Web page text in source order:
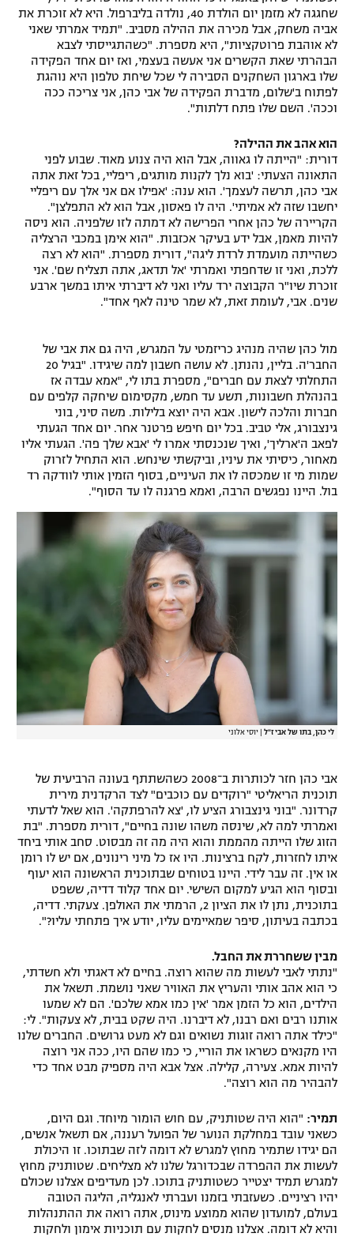
שחגגה לא מזמן יום הולדת 40, נולדה בליברפול. היא לא זוכרת את
אביה משחק, אבל מכירה את ההילה מסביב. "תמיד אמרתי שאני
לא אוהבת פרוטקציות", היא מספרת. "כשהתגייסתי לצבא
הבהרתי שאת הקשרים אני אעשה בעצמי, ואז יום אחד הפקידה
שלו בארגון השחקנים הסבירה לי שכל שיחת טלפון היא נוהגת
לפתוח ב'שלום, מדברת הפקידה של אבי כהן, אני צריכה ככה
וככה'. השם שלו פתח דלתות".
הוא אהב את ההילה?
דורית: "הייתה לו גאווה, אבל הוא היה צנוע מאוד. שבוע לפני
התאונה הצעתי: 'בוא נלך לקנות מותגים, ריפליי, בכל זאת אתה
אבי כהן, תרשה לעצמך'. הוא ענה: 'אפילו אם אני אלך עם ריפליי
יחשבו שזה לא אמיתי'. היה לו פאסון, אבל הוא לא התפלצן".
הקריירה של כהן אחרי הפרישה לא דמתה לזו שלפניה. הוא ניסה
להיות מאמן, אבל ידע בעיקר אכזבות. "הוא אימן במכבי הרצליה
כשהייתה מועמדת לרדת ליגה", דורית מספרת. "הוא לא רצה
ללכת, ואני זו שדחפתי ואמרתי 'אל תדאג, אתה תצליח שם'. אני
זוכרת שיו"ר הקבוצה ירד עליו ואני לא דיברתי איתו במשך ארבע
שנים. אבי, לעומת זאת, לא שמר טינה לאף אחד".
מול כהן שהיה מנהיג כריזמטי על המגרש, היה גם את אבי של
החבר'ה. בליין, נהנתן. לא עושה חשבון למה שיגידו. "בגיל 20
התחלתי לצאת עם חברים", מספרת בתו לי, "אמא עבדה אז
בהנהלת חשבונות, תשע עד חמש, מקסימום שיחקה קלפים עם
חברות והלכה לישון. אבא היה יוצא בלילות. משה סיני, בוני
גינצבורג, אלי טביב. בכל יום חיפש פרטנר אחר. יום אחד הגעתי
לפאב ה'ארליך', ואיך שנכנסתי אמרו לי 'אבא שלך פה'. הגעתי אליו
מאחור, כיסיתי את עיניו, וביקשתי שינחש. הוא התחיל לזרוק
שמות מי זו שמכסה לו את העיניים, בסוף הזמין אותי לוודקה רד
בול. היינו נפגשים הרבה, ואמא פרגנה לו עד הסוף".
לי כהן, בתו של אבי ז"ל יוסי אלוני
אבי כהן חזר לכותרות ב־2008 כשהשתתף בעונה הרביעית של
תוכנית הריאליטי "רוקדים עם כוכבים" לצד הרקדנית מירית
קרדונר. "בוני גינצבורג הציע לו, 'צא להרפתקה'. הוא שאל לדעתי
ואמרתי למה לא, שינסה משהו שונה בחיים", דורית מספרת. "בת
הזוג שלו הייתה מהממת והוא היה מה זה מבסוט. סחב אותי ביחד
איתו לחזרות, לקח ברצינות. היו אז כל מיני רינונים, אם יש לו רומן
או אין. זה עבר לידי. היינו בטוחים שבתוכנית הראשונה הוא יעוף
ובסוף הוא הגיע למקום השישי. יום אחד קלוד דדיה, ששפט
בתוכנית, נתן לו את הציון 2, הרמתי את האולפן. צעקתי. דדיה,
בכתבה בעיתון, סיפר שמאיימים עליו, יודע איך פתחתי עליו?".
מבין ששחררת את החבל.
"נתתי לאבי לעשות מה שהוא רוצה. בחיים לא דאגתי ולא חשדתי,
כי הוא אהב אותי והעריץ את האוויר שאני נושמת. תשאל את
הילדים, הוא כל הזמן אמר 'אין כמו אמא שלכם'. הם לא שמעו
אותנו רבים ואם רבנו, לא דיברנו. היה שקט בבית, לא צעקות". לי:
"כילד אתה רואה זוגות נשואים וגם לא מעט גרושים. החברים שלנו
היו מקנאים כשראו את הוריי, כי כמו שהם היו, ככה אני רוצה
להיות אמא. צעירה, קלילה. אצל אבא היה מספיק מבט אחד כדי
להבהיר מה הוא רוצה".
תמיר: "הוא היה שטותניק, עם חוש הומור מיוחד. וגם היום,
כשאני עובד במחלקת הנוער של הפועל רעננה, אם תשאל אנשים,
הם יגידו שתמיר מחוץ למגרש לא דומה לזה שבתוכו. זו היכולת
לעשות את ההפרדה שבכדורגל שלנו לא מצליחים. שטותניק מחוץ
למגרש תמיד יצטייר כשטותניק בתוכו. לכן מעדיפים אצלנו שכולם
יהיו רציניים. כשעזבתי בזמנו ועברתי לאנגליה, הליגה הטובה
בעולם, למועדון שהוא ממוצע מינוס, אתה רואה את ההתנהלות
והיא לא דומה. אצלנו מנסים לחקות עם תוכניות אימון ולחקות